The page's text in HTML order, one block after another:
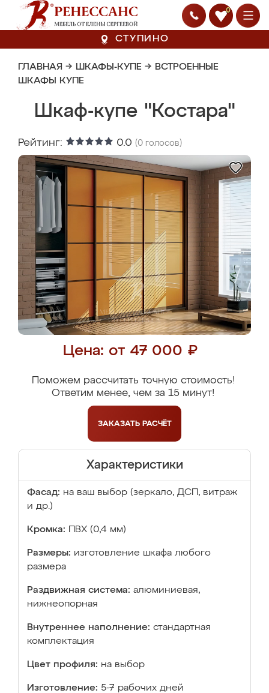
0
СТУПИНО
ГЛАВНАЯ → ШКАФЫ-КУПЕ → ВСТРОЕННЫЕ
ШКАФЫ КУПЕ
Шкаф-купе "Костара"
Рейтинг: 0.0 (0 голосов)
Цена: от 47 000 ₽
Поможем рассчитать точную стоимость!
Ответим менее, чем за 15 минут!
ЗАКАЗАТЬ РАСЧЁТ
Характеристики
Фасад: на ваш выбор (зеркало, ДСП, витраж
и др.)
Кромка: ПВХ (0,4 мм)
Размеры: изготовление шкафа любого
размера
Раздвижная система: алюминиевая,
нижнеопорная
Внутреннее наполнение: стандартная
комплектация
Цвет профиля: на выбор
Изготовление: 5-7 рабочих дней